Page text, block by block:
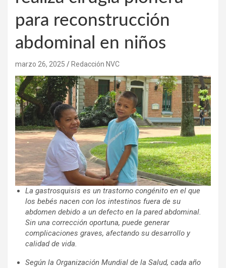
para reconstrucción
abdominal en niños
marzo 26, 2025 Redacción NVC
La gastrosquisis es un trastorno congénito en el que
los bebés nacen con los intestinos fuera de su
abdomen debido a un defecto en la pared abdominal.
Sin una corrección oportuna, puede generar
complicaciones graves, afectando su desarrollo y
calidad de vida.
Según la Organización Mundial de la Salud, cada año